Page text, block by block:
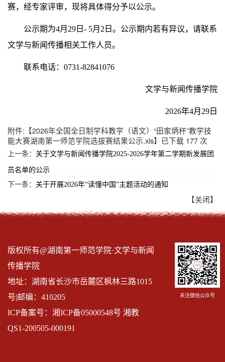
赛，经专家评审，现将具体得分予以公示。
公示期为4月29日- 5月2日。公示期内若有异议，请联系
文学与新闻传播相关工作人员。
联系电话：0731-82841076
文学与新闻传播学院
2026年4月29日
附件:【2026年全国全日制学科教学（语文）“田家炳杯”教学技
能大赛湖南第一师范学院选拔赛结果公示.xls】已下载 177 次
上一条： 关于文学与新闻传播学院2025-2026学年第二学期新发展团
员名单的公示
下一条： 关于开展2026年“读懂中国”主题活动的通知
【关闭】
关注微信公众号
版权所有@湖南第一师范学院·文学与新闻
传播学院
地址：湖南省长沙市岳麓区枫林三路1015
号|邮编：410205
ICP备案号：湘ICP备05000548号 湘教
QS1-200505-000191